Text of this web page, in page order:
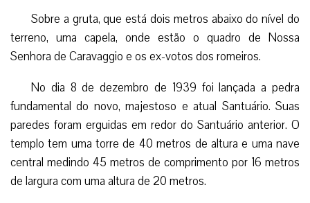
Sobre a gruta, que está dois metros abaixo do nível do
terreno, uma capela, onde estão o quadro de Nossa
Senhora de Caravaggio e os ex-votos dos romeiros.
No dia 8 de dezembro de 1939 foi lançada a pedra
fundamental do novo, majestoso e atual Santuário. Suas
paredes foram erguidas em redor do Santuário anterior. O
templo tem uma torre de 40 metros de altura e uma nave
central medindo 45 metros de comprimento por 16 metros
de largura com uma altura de 20 metros.